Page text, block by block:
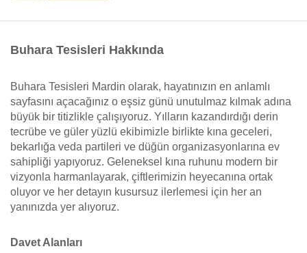
Buhara Tesisleri Hakkında
Buhara Tesisleri Mardin olarak, hayatınızın en anlamlı
sayfasını açacağınız o eşsiz günü unutulmaz kılmak adına
büyük bir titizlikle çalışıyoruz. Yılların kazandırdığı derin
tecrübe ve güler yüzlü ekibimizle birlikte kına geceleri,
bekarlığa veda partileri ve düğün organizasyonlarına ev
sahipliği yapıyoruz. Geleneksel kına ruhunu modern bir
vizyonla harmanlayarak, çiftlerimizin heyecanına ortak
oluyor ve her detayın kusursuz ilerlemesi için her an
yanınızda yer alıyoruz.
Davet Alanları